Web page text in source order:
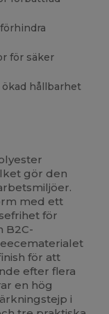
för säker
hållbarhet
gör den
med ett
för
B2C-
för att
efter flera
en hög
i